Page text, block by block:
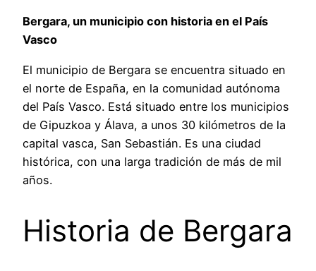
Bergara, un municipio con historia en el País
Vasco
El municipio de Bergara se encuentra situado en
el norte de España, en la comunidad autónoma
del País Vasco. Está situado entre los municipios
de Gipuzkoa y Álava, a unos 30 kilómetros de la
capital vasca, San Sebastián. Es una ciudad
histórica, con una larga tradición de más de mil
años.
Historia de Bergara